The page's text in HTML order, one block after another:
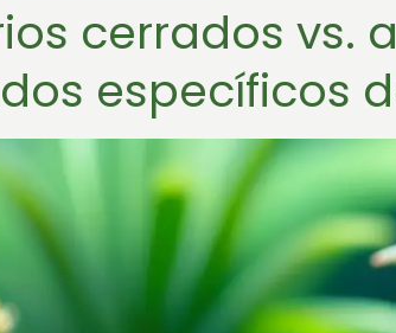
cerrados vs.
específicos